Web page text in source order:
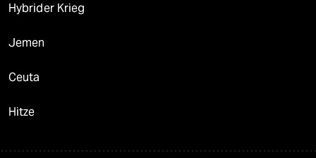
Hybrider Krieg
Jemen
Ceuta
Hitze